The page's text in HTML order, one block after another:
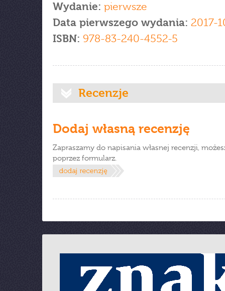
Wydanie: pierwsze
Data pierwszego wydania: 2017-
ISBN: 978-83-240-4552-5
Recenzje
Dodaj własną recenzję
Zapraszamy do napisania własnej recenzji,
poprzez formularz.